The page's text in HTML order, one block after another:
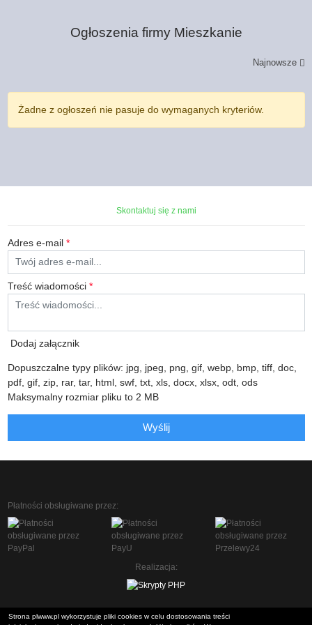
Ogłoszenia firmy Mieszkanie
Najnowsze
Żadne z ogłoszeń nie pasuje do wymaganych kryteriów.
Skontaktuj się z nami
Adres e-mail *
Treść wiadomości *
Dodaj załącznik
Dopuszczalne typy plików: jpg, jpeg, png, gif, webp, bmp, tiff, doc,
pdf, gif, zip, rar, tar, html, swf, txt, xls, docx, xlsx, odt, ods
Maksymalny rozmiar pliku to 2 MB
Wyślij
Płatności obsługiwane przez:
Realizacja:
Strona plwww.pl wykorzystuje pliki cookies w celu dostosowania treści